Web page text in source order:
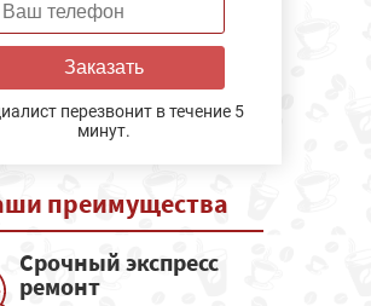
Заказать
перезвонит в течение 5
минут.
преимущества
Срочный экспресс
ремонт